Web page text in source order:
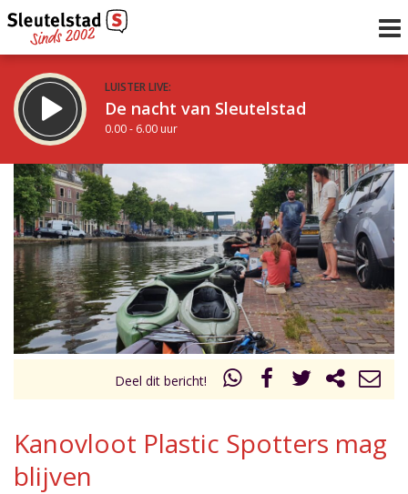
LUISTER LIVE:
De nacht van Sleutelstad
0.00 - 6.00 uur
STRAKS:
De ochtend van Sleutelstad
6.00 - 12.00 uur
Vorig uur
uur 1 van 0 Volgend uur
Inklappen
Deel dit bericht!
Kanovloot Plastic Spotters mag
blijven